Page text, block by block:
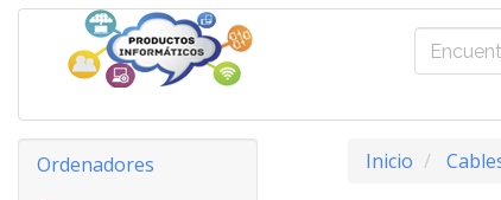
Ordenadores
Inicio